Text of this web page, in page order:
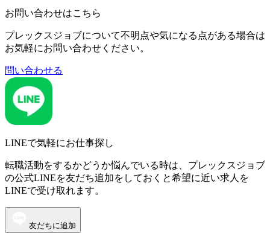
お問い合わせはこちら
プレックスジョブについて不明点や気になる点がある場合は
お気軽にお問い合わせください。
問い合わせる
LINEで気軽にお仕事探し
転職活動をするかどうか悩んでいる時は、プレックスジョブ
の公式LINEを友だち追加をしておくと希望に近い求人を
LINEで受け取れます。
友だちに追加